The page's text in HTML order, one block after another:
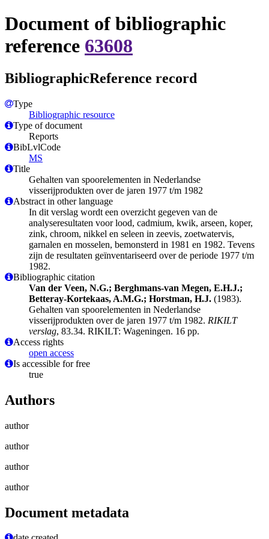
Document of bibliographic
reference 63608
BibliographicReference record
Type
Bibliographic resource
Type of document
Reports
BibLvlCode
MS
Title
Gehalten van spoorelementen in Nederlandse
visserijprodukten over de jaren 1977 t/m 1982
Abstract in other language
In dit verslag wordt een overzicht gegeven van de
analyseresultaten voor lood, cadmium, kwik, arseen, koper,
zink, chroom, nikkel en seleen in zeevis, zoetwatervis,
garnalen en mosselen, bemonsterd in 1981 en 1982. Tevens
zijn de resultaten geïnventariseerd over de periode 1977 t/m
1982.
Bibliographic citation
Van der Veen, N.G.; Berghmans-van Megen, E.H.J.;
Betteray-Kortekaas, A.M.G.; Horstman, H.J. (1983).
Gehalten van spoorelementen in Nederlandse
visserijprodukten over de jaren 1977 t/m 1982. RIKILT
verslag, 83.34. RIKILT: Wageningen. 16 pp.
Access rights
open access
Is accessible for free
true
Authors
author
author
author
author
Document metadata